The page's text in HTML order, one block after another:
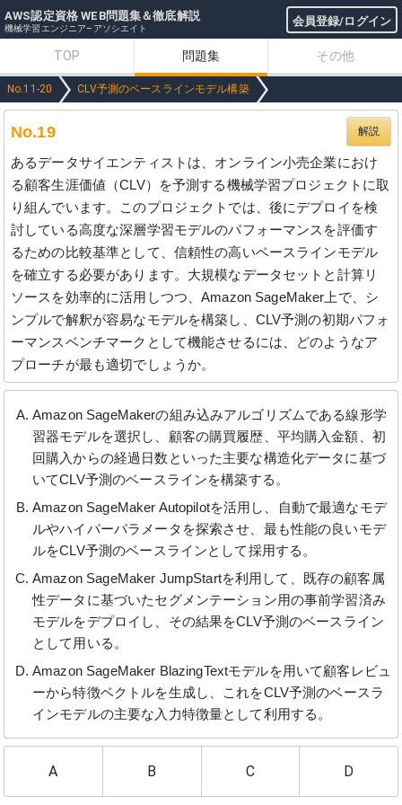
AWS認定資格 WEB問題集＆徹底解説 会員登録/ログイン
機械学習エンジニア–アソシエイト
TOP 問題集 その他
No.11-20 CLV予測のベースラインモデル構築
No.19 解説
あるデータサイエンティストは、オンライン小売企業におけ
る顧客生涯価値（CLV）を予測する機械学習プロジェクトに取
り組んでいます。このプロジェクトでは、後にデプロイを検
討している高度な深層学習モデルのパフォーマンスを評価す
るための比較基準として、信頼性の高いベースラインモデル
を確立する必要があります。大規模なデータセットと計算リ
ソースを効率的に活用しつつ、Amazon SageMaker上で、シ
ンプルで解釈が容易なモデルを構築し、CLV予測の初期パフォ
ーマンスベンチマークとして機能させるには、どのようなア
プローチが最も適切でしょうか。
Amazon SageMakerの組み込みアルゴリズムである線形学
習器モデルを選択し、顧客の購買履歴、平均購入金額、初
回購入からの経過日数といった主要な構造化データに基づ
いてCLV予測のベースラインを構築する。
Amazon SageMaker Autopilotを活用し、自動で最適なモデ
ルやハイパーパラメータを探索させ、最も性能の良いモデ
ルをCLV予測のベースラインとして採用する。
Amazon SageMaker JumpStartを利用して、既存の顧客属
性データに基づいたセグメンテーション用の事前学習済み
モデルをデプロイし、その結果をCLV予測のベースライン
として用いる。
Amazon SageMaker BlazingTextモデルを用いて顧客レビュ
ーから特徴ベクトルを生成し、これをCLV予測のベースラ
インモデルの主要な入力特徴量として利用する。
A B C D